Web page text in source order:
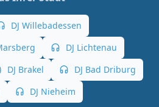
DJ Willebadessen
DJ Lichtenau
DJ Brakel
DJ Bad Driburg
DJ Nieheim